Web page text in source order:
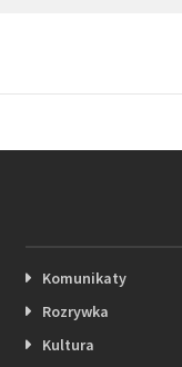
Komunikaty
Rozrywka
Kultura